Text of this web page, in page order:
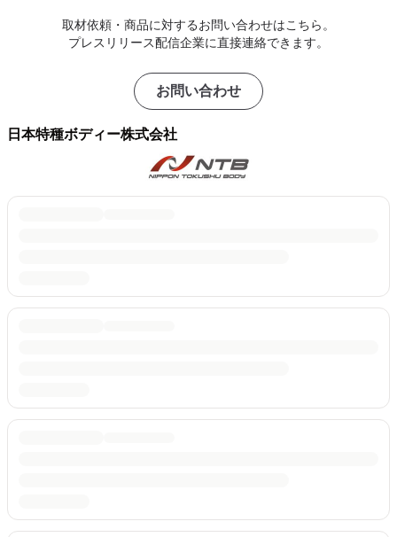
取材依頼・商品に対するお問い合わせはこちら。
プレスリリース配信企業に直接連絡できます。
お問い合わせ
日本特種ボディー株式会社